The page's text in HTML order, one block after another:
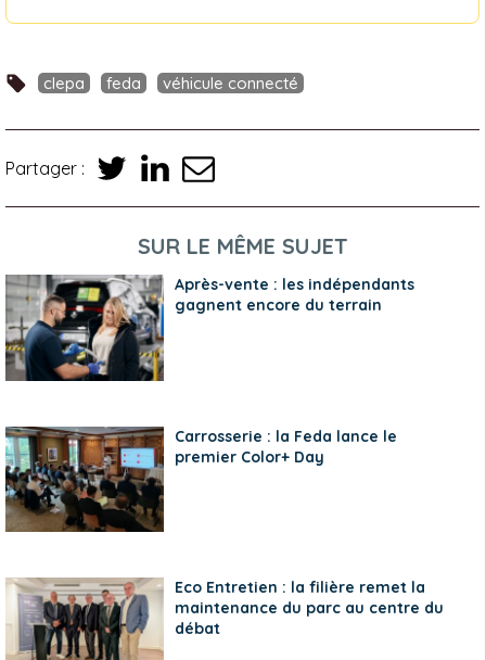
clepa feda véhicule connecté
Partager :
SUR LE MÊME SUJET
Après-vente : les indépendants
gagnent encore du terrain
Carrosserie : la Feda lance le
premier Color+ Day
Eco Entretien : la filière remet la
maintenance du parc au centre du
débat